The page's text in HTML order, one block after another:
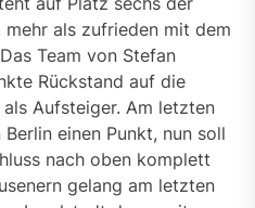
als zufrieden mit dem
Team von Stefan
Rückstand auf die
Aufsteiger. Am letzten
einen Punkt, nun soll
nach oben komplett
gelang am letzten